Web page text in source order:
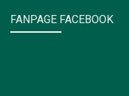
FANPAGE FACEBOOK